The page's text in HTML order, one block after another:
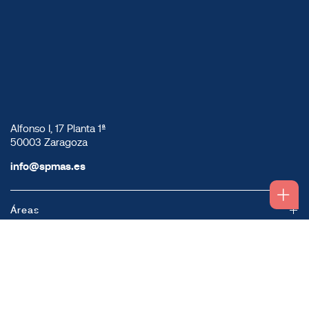
Alfonso I, 17 Planta 1ª
50003 Zaragoza
info@spmas.es
Áreas